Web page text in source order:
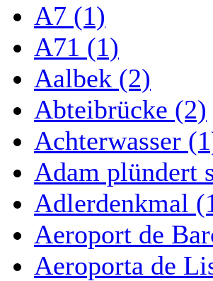
A7 (1)
A71 (1)
Aalbek (2)
Abteibrücke (2)
Achterwasser
Adam plündert
Adlerdenkmal
Aeroport de
Aeroporta de